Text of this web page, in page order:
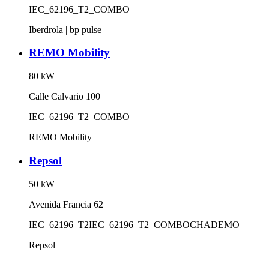
IEC_62196_T2_COMBO
Iberdrola | bp pulse
REMO Mobility
80 kW
Calle Calvario 100
IEC_62196_T2_COMBO
REMO Mobility
Repsol
50 kW
Avenida Francia 62
IEC_62196_T2IEC_62196_T2_COMBOCHADEMO
Repsol